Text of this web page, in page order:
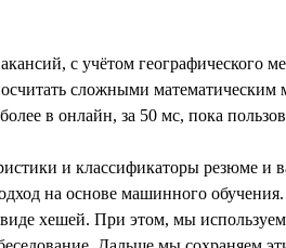
с учётом
сложными
в онлайн, за 50 мс, пока
и классификаторы резюме и
на основе машинного
виде хешей. При этом, мы